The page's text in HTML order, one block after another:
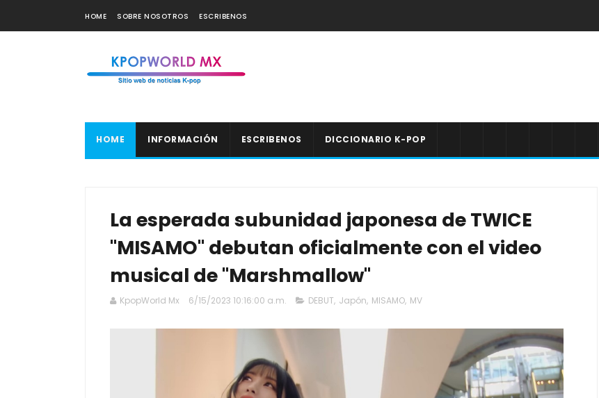
HOME SOBRE NOSOTROS ESCRIBENOS
HOME INFORMACIÓN ESCRIBENOS DICCIONARIO K-POP
La esperada subunidad japonesa de TWICE
"MISAMO" debutan oficialmente con el video
musical de "Marshmallow"
KpopWorld Mx 6/15/2023 10:16:00 a.m. DEBUT, Japón, MISAMO, MV